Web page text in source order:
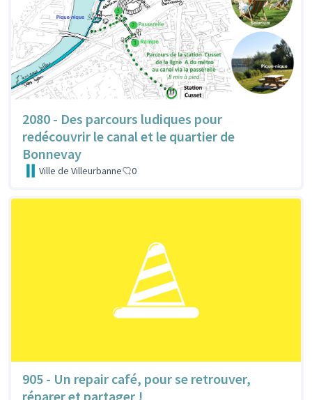
2080 - Des parcours ludiques pour
redécouvrir le canal et le quartier de
Bonnevay
Ville de Villeurbanne 0
905 - Un repair café, pour se retrouver,
réparer et partager !